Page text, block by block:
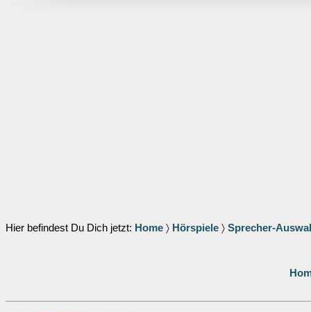
Hier befindest Du Dich jetzt: Home 〉 Hörspiele 〉 Sprecher-